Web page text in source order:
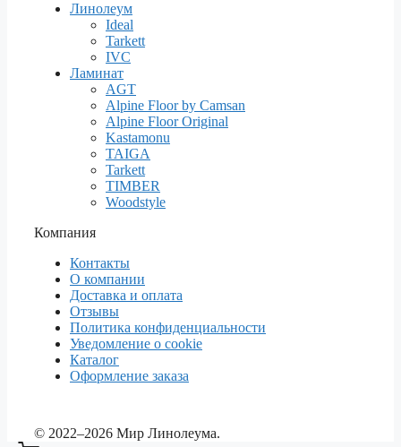
Линолеум
Ideal
Tarkett
IVC
Ламинат
AGT
Alpine Floor by Camsan
Alpine Floor Original
Kastamonu
TAIGA
Tarkett
TIMBER
Woodstyle
Компания
Контакты
О компании
Доставка и оплата
Отзывы
Политика конфиденциальности
Уведомление о cookie
Каталог
Оформление заказа
© 2022–2026 Мир Линолеума.